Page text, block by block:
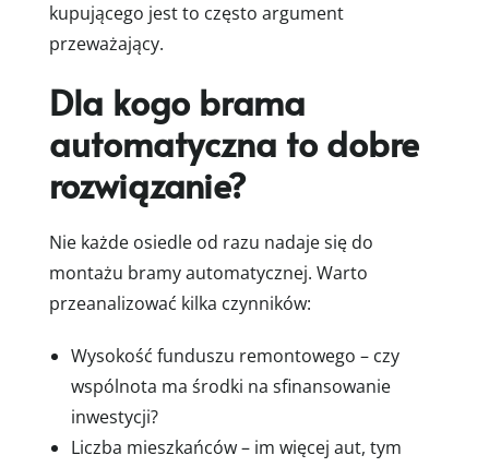
kupującego jest to często argument
przeważający.
Dla kogo brama
automatyczna to dobre
rozwiązanie?
Nie każde osiedle od razu nadaje się do
montażu bramy automatycznej. Warto
przeanalizować kilka czynników:
Wysokość funduszu remontowego – czy
wspólnota ma środki na sfinansowanie
inwestycji?
Liczba mieszkańców – im więcej aut, tym